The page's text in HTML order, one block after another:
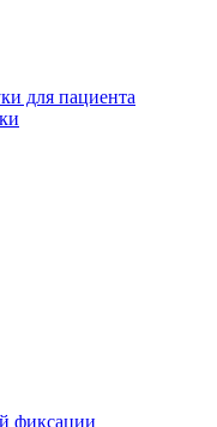
для пациента
фиксации